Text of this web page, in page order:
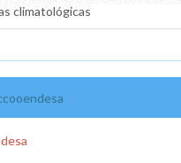
climatológicas